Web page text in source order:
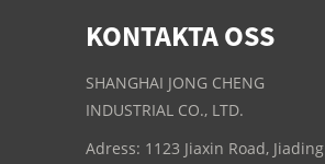
KONTAKTA OSS
SHANGHAI JONG CHENG
INDUSTRIAL CO., LTD.
Adress: 1123 Jiaxin Road, Jiading